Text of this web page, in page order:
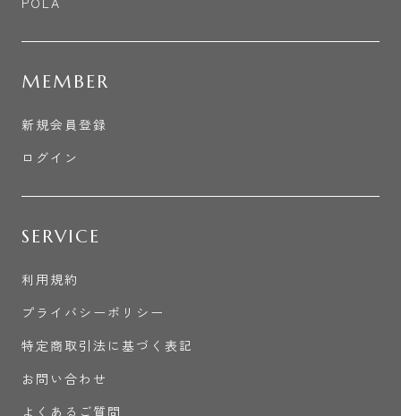
MEMBER
新規会員登録
ログイン
SERVICE
利用規約
プライバシーポリシー
特定商取引法に基づく表記
お問い合わせ
よくあるご質問